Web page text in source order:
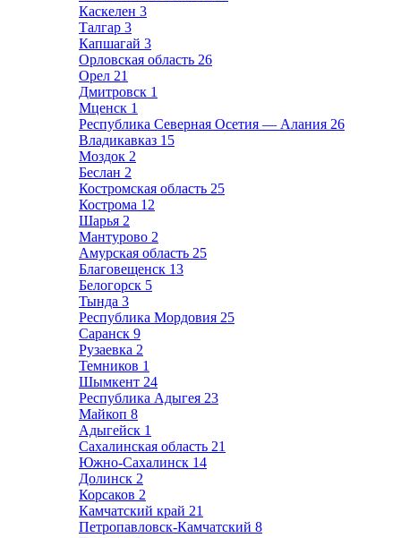
Каскелен 3
Талгар 3
Капшагай 3
Орловская область 26
Орел 21
Дмитровск 1
Мценск 1
Республика Северная Осетия — Алания 26
Владикавказ 15
Моздок 2
Беслан 2
Костромская область 25
Кострома 12
Шарья 2
Мантурово 2
Амурская область 25
Благовещенск 13
Белогорск 5
Тында 3
Республика Мордовия 25
Саранск 9
Рузаевка 2
Темников 1
Шымкент 24
Республика Адыгея 23
Майкоп 8
Адыгейск 1
Сахалинская область 21
Южно-Сахалинск 14
Долинск 2
Корсаков 2
Камчатский край 21
Петропавловск-Камчатский 8